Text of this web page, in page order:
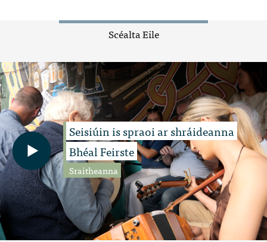
Scéalta Eile
Seisiúin is spraoi ar shráideanna
Bhéal Feirste
Sraitheanna